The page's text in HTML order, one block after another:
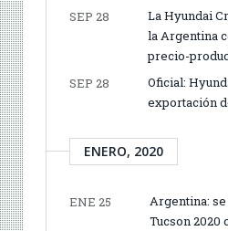
SEP 28
La Hyundai
la Argentina
precio-
SEP 28
Oficial:
exportación
ENERO, 2020
ENE 25
Argentina:
Tucson 2020